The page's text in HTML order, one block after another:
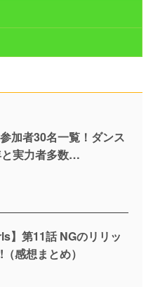
参加者30名一覧！ダンス
実力者多数…
】第11話 NGのリリッ
感想まとめ）